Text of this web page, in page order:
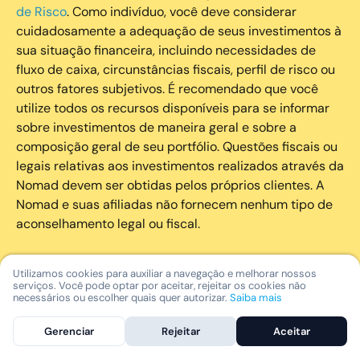
de Risco. Como indivíduo, você deve considerar
cuidadosamente a adequação de seus investimentos à
sua situação financeira, incluindo necessidades de
fluxo de caixa, circunstâncias fiscais, perfil de risco ou
outros fatores subjetivos. É recomendado que você
utilize todos os recursos disponíveis para se informar
sobre investimentos de maneira geral e sobre a
composição geral de seu portfólio. Questões fiscais ou
legais relativas aos investimentos realizados através da
Nomad devem ser obtidas pelos próprios clientes. A
Nomad e suas afiliadas não fornecem nenhum tipo de
aconselhamento legal ou fiscal.
é uma entidade que atua como consultor de Valores
Mobiliários autorizado pela CVM atuando de forma
independente em território brasileiro. Ao contratar
seus serviços, o cliente pode receber recomendações
Utilizamos cookies para auxiliar a navegação e melhorar nossos
serviços. Você pode optar por aceitar, rejeitar os cookies não
necessários ou escolher quais quer autorizar. Saiba mais
Gerenciar Rejeitar Aceitar